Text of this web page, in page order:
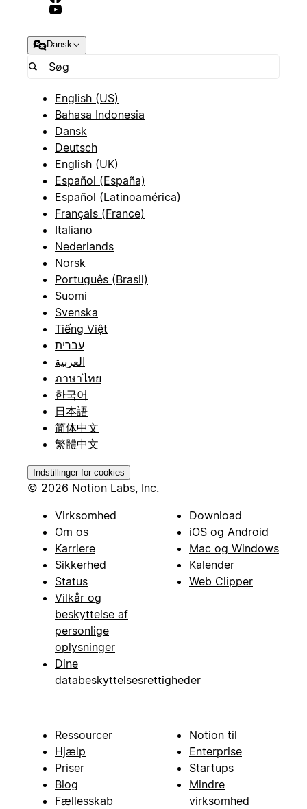
Dansk
English (US)
Bahasa Indonesia
Dansk
Deutsch
English (UK)
Español (España)
Español (Latinoamérica)
Français (France)
Italiano
Nederlands
Norsk
Português (Brasil)
Suomi
Svenska
Tiếng Việt
עברית
العربية
ภาษาไทย
한국어
日本語
简体中文
繁體中文
Indstillinger for cookies
© 2026 Notion Labs, Inc.
Virksomhed
Om os
Karriere
Sikkerhed
Status
Vilkår og
beskyttelse af
personlige
oplysninger
Dine
databeskyttelsesrettigheder
Download
iOS og Android
Mac og Windows
Kalender
Web Clipper
Ressourcer
Hjælp
Priser
Blog
Fællesskab
Notion til
Enterprise
Startups
Mindre
virksomhed